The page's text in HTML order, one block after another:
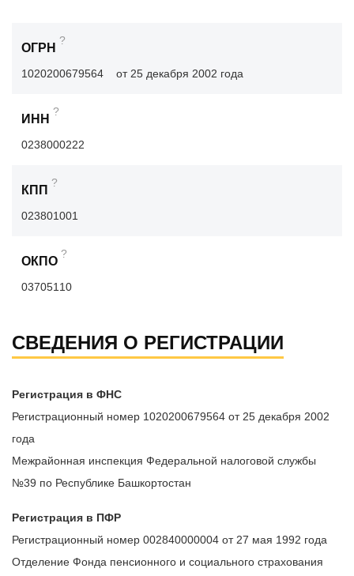
ОГРН
?
1020200679564 от 25 декабря 2002 года
ИНН
?
0238000222
КПП
?
023801001
ОКПО
?
03705110
СВЕДЕНИЯ О РЕГИСТРАЦИИ
Регистрация в ФНС
Регистрационный номер 1020200679564 от 25 декабря 2002
года
Межрайонная инспекция Федеральной налоговой службы
№39 по Республике Башкортостан
Регистрация в ПФР
Регистрационный номер 002840000004 от 27 мая 1992 года
Отделение Фонда пенсионного и социального страхования